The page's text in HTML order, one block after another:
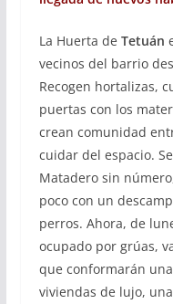
La Huerta de Tetuán
vecinos del barrio
Recogen hortalizas,
puertas con los
crean comunidad
cuidar del espacio.
Matadero sin
poco con un
perros. Ahora, de
ocupado por grúas,
que conformarán
viviendas de lujo,